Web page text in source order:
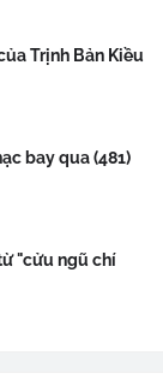
Trịnh Bản Kiều
bay qua (481)
"cửu ngũ chí